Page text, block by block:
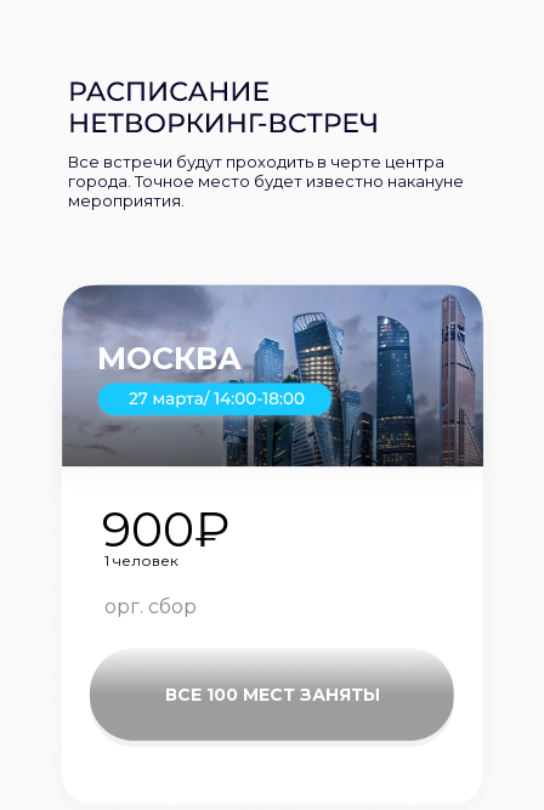
МОСКВА
900₽
орг. сбор
ВСЕ 100 МЕСТ ЗАНЯТЫ
Все встречи будут проходить в черте центра
города. Точное место будет известно накануне
мероприятия.
1 человек